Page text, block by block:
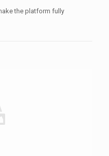
the platform fully